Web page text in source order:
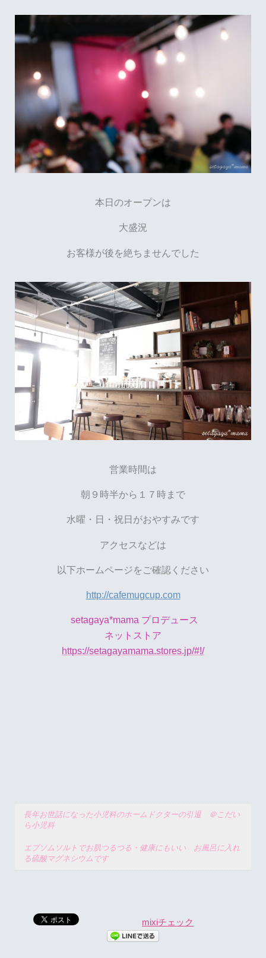
本日のオープンは
大盛況
お客様が後を絶ちませんでした
営業時間は
朝９時半から１７時まで
水曜・日・祝日がおやすみです
アクセスなどは
以下ホームページをご確認ください
http://cafemugcup.com
setagaya*mama プロデュース
ネットストア
https://setagayamama.stores.jp/#!/
長年お世話になった小児科のホームドクターの引退 ＠こだい
ら小児科
エプソムソルトでお肌つるつる・健康にもいい お風呂に入れ
る硫酸マグネシウムです
mixiチェック